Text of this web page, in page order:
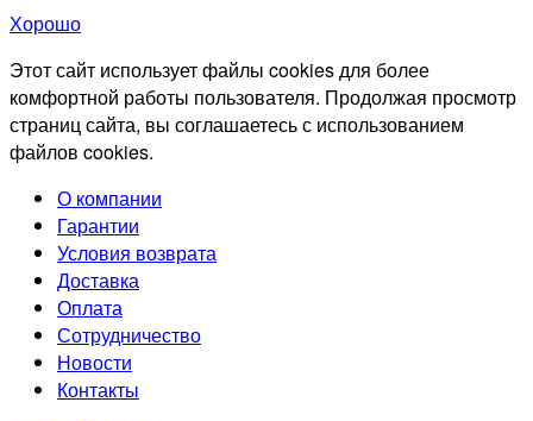
Хорошо
Этот сайт использует файлы cookies для более
комфортной работы пользователя. Продолжая просмотр
страниц сайта, вы соглашаетесь с использованием
файлов cookies.
О компании
Гарантии
Условия возврата
Доставка
Оплата
Сотрудничество
Новости
Контакты